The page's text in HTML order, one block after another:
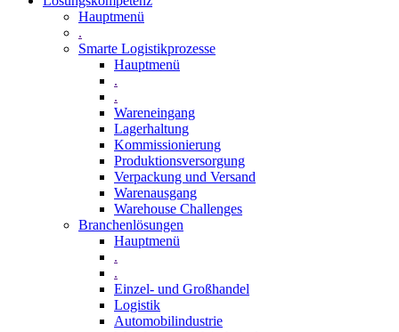
Hauptmenü
.
Smarte Logistikprozesse
Hauptmenü
.
.
Wareneingang
Lagerhaltung
Kommissionierung
Produktionsversorgung
Verpackung und Versand
Warenausgang
Warehouse Challenges
Branchenlösungen
Hauptmenü
.
.
Einzel- und Großhandel
Logistik
Automobilindustrie